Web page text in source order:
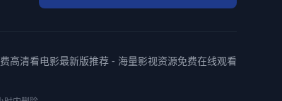
高清看电影最新版推荐 - 海量影视资源免费在线观看